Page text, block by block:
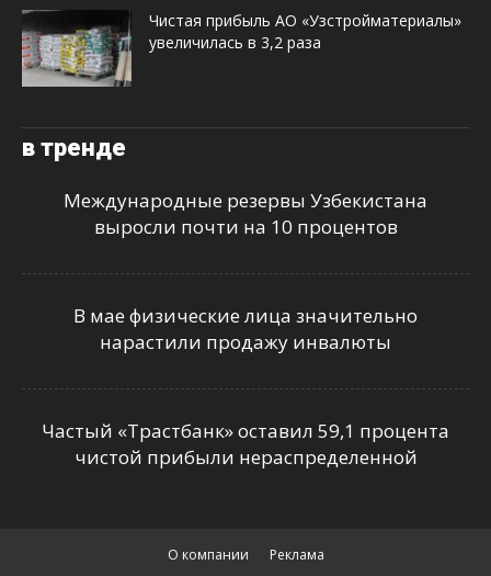
Чистая прибыль АО «Узстройматериалы»
увеличилась в 3,2 раза
в тренде
Международные резервы Узбекистана
выросли почти на 10 процентов
В мае физические лица значительно
нарастили продажу инвалюты
Частый «Трастбанк» оставил 59,1 процента
чистой прибыли нераспределенной
О компании Реклама